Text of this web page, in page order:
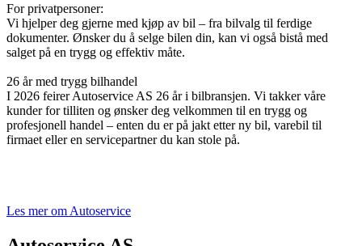
For privatpersoner:
Vi hjelper deg gjerne med kjøp av bil – fra bilvalg til ferdige
dokumenter. Ønsker du å selge bilen din, kan vi også bistå med
salget på en trygg og effektiv måte.
26 år med trygg bilhandel
I 2026 feirer Autoservice AS 26 år i bilbransjen. Vi takker våre
kunder for tilliten og ønsker deg velkommen til en trygg og
profesjonell handel – enten du er på jakt etter ny bil, varebil til
firmaet eller en servicepartner du kan stole på.
Les mer om Autoservice